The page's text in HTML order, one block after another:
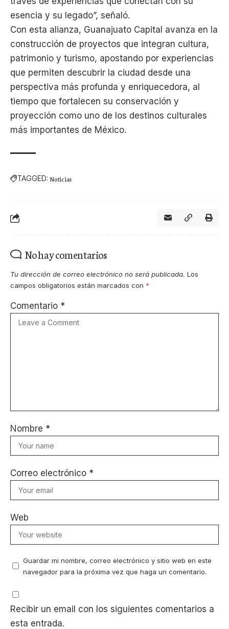
esencia y su legado”, señaló.
Con esta alianza, Guanajuato Capital avanza en la
construcción de proyectos que integran cultura,
patrimonio y turismo, apostando por experiencias
que permiten descubrir la ciudad desde una
perspectiva más profunda y enriquecedora, al
tiempo que fortalecen su conservación y
proyección como uno de los destinos culturales
más importantes de México.
TAGGED: Noticias
No hay comentarios
Tu dirección de correo electrónico no será publicada. Los
campos obligatorios están marcados con *
Comentario *
Nombre *
Correo electrónico *
Web
Guardar mi nombre, correo electrónico y sitio web en este
navegador para la próxima vez que haga un comentario.
Recibir un email con los siguientes comentarios a
esta entrada.